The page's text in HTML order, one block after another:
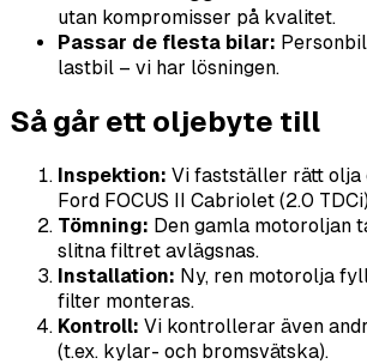
utan kompromisser på kvalitet.
Passar de flesta bilar:
lastbil – vi har lösningen.
Så går ett oljebyte till
Inspektion: Vi fastställer rätt olja
Ford FOCUS II Cabriolet (2.0
Tömning: Den gamla motoroljan
slitna filtret avlägsnas.
Installation: Ny, ren motorolja
filter monteras.
Kontroll: Vi kontrollerar även
(t.ex. kylar- och bromsvätska).